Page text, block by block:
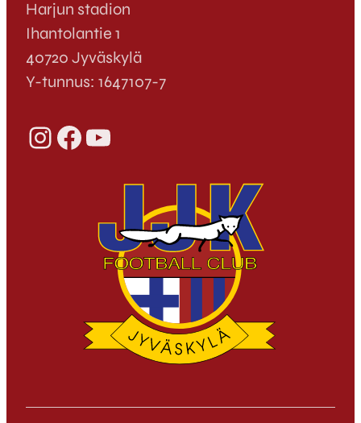
Harjun stadion
Ihantolantie 1
40720 Jyväskylä
Y-tunnus: 1647107-7
InstagramFacebook YouTube